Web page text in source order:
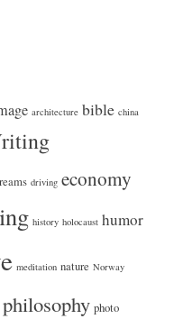
architecture bible china
driving economy
history holocaust humor
meditation nature Norway
philosophy photo